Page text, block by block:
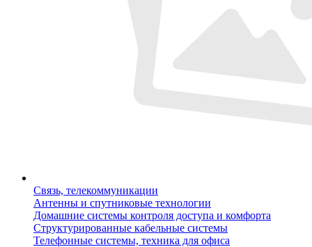
Связь, телекоммуникации
Антенны и спутниковые технологии
Домашние системы контроля доступа и комфорта
Структурированные кабельные системы
Телефонные системы, техника для офиса